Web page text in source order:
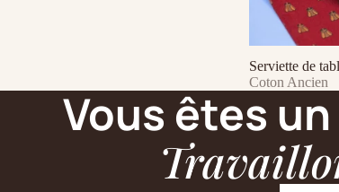
Serviette de
Coton Ancien
Vous êtes